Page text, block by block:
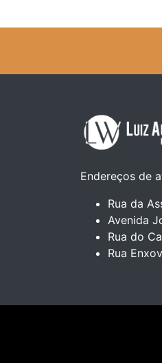
Endereços de
Rua da
Avenida
Rua do
Rua